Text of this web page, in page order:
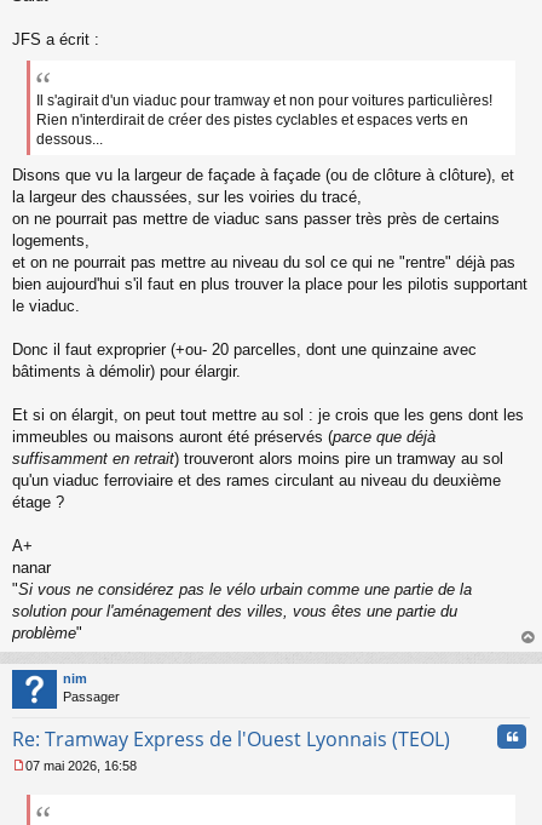
s
u
JFS a écrit :
Il s'agirait d'un viaduc pour tramway et non pour voitures particulières!
Rien n'interdirait de créer des pistes cyclables et espaces verts en
dessous...
Disons que vu la largeur de façade à façade (ou de clôture à clôture), et
la largeur des chaussées, sur les voiries du tracé,
on ne pourrait pas mettre de viaduc sans passer très près de certains
logements,
et on ne pourrait pas mettre au niveau du sol ce qui ne "rentre" déjà pas
bien aujourd'hui s'il faut en plus trouver la place pour les pilotis supportant
le viaduc.
Donc il faut exproprier (+ou- 20 parcelles, dont une quinzaine avec
bâtiments à démolir) pour élargir.
Et si on élargit, on peut tout mettre au sol : je crois que les gens dont les
immeubles ou maisons auront été préservés (parce que déjà
suffisamment en retrait) trouveront alors moins pire un tramway au sol
qu'un viaduc ferroviaire et des rames circulant au niveau du deuxième
étage ?
A+
nanar
"Si vous ne considérez pas le vélo urbain comme une partie de la
solution pour l'aménagement des villes, vous êtes une partie du
problème"
au
nim
Passager
Re: Tramway Express de l'Ouest Lyonnais (TEOL)
e
07 mai 2026, 16:58